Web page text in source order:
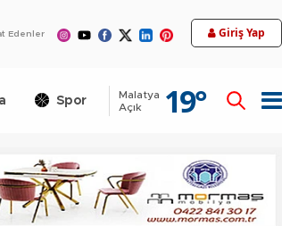
Edenler Giriş Yap
Spor Teknoloji
Malatya
Açık
19°